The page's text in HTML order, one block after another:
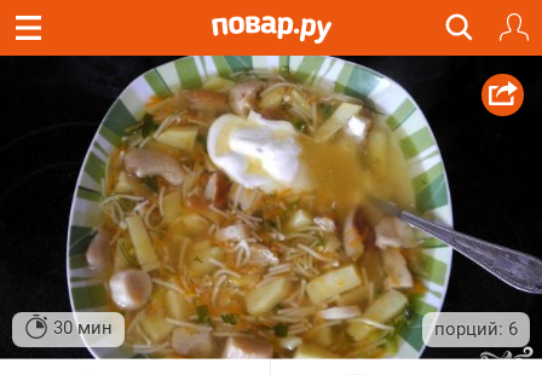
30 мин 6